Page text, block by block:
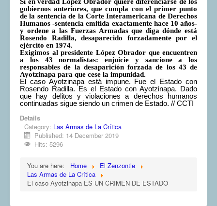
gobiernos anteriores, que cumpla con el primer punto
de la sentencia de la Corte Interamericana de Derechos
Humanos -sentencia emitida exactamente hace 10 años-
y ordene a las Fuerzas Armadas que diga dónde está
Rosendo Radilla, desaparecido forzadamente por el
ejército en 1974.
Exigimos al presidente López Obrador que encuentren
a los 43 normalistas: enjuicie y sancione a los
responsables de la desaparición forzada de los 43 de
Ayotzinapa para que cese la impunidad.
El caso Ayotzinapa está impune. Fue el Estado con
Rosendo Radilla. Es el Estado con Ayotzinapa. Dado
que hay delitos y violaciones a derechos humanos
continuadas sigue siendo un crimen de Estado. // CCTI
Details
Category: Las Armas de La Crítica
Published: 14 December 2019
Hits: 5296
You are here: Home
El Zenzontle
Las Armas de La Crítica
El caso Ayotzinapa ES UN CRIMEN DE ESTADO